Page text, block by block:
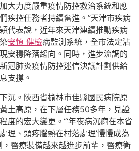
大力度嚴重疫情防控救治系統和應
疾控任務者持續奮進。”天津市疾病
代表說，近年來天津連續推動疾病
安慎 健檢病監測系統，全市法定沾
安穩降落趨向。同時，進步流調的
冠肺炎疫情防控迷信決議計劃供給
支撐。
沉。陜西省榆林市佳縣國民病院原
土高原，在下層任務50多年，見證
度的宏大變更。“‘年夜病沉痾在本省
理、頭疼腦熱在村落處理’慢慢成為
，醫療裝備越來越進步前輩，醫療衛